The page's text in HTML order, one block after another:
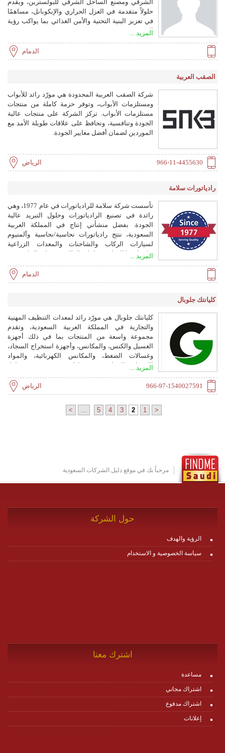
الشرقي ومصنع الساحل الشرقي للبولسترين، ويقدم
حلولاً متقدمة في العزل الحراري والإيكوبانل، مساهمًا
في تعزيز البنية التحتية والأمن الغذائي بما يواكب رؤية
السعودية 2030.
المزيد ...
الدمام
الصقب العربية
شركة الصقب العربية المحدودة هي مورّد رائد للأبواب
ومستلزمات الأبواب، وتوفر حزمة كاملة من منتجات
مستلزمات الأبواب. تركز الشركة على منتجات عالية
الجودة وتنافسية، وتحافظ على علاقات طويلة الأمد مع
الموردين لضمان أفضل معايير الجودة.
966-11-4455630 الرياض
رادياتورات سلامة
تأسست شركة سلامة للرادياتورات في عام 1977، وهي
رائدة في تصنيع الرادياتورات وحلول التبريد عالية
الجودة. بفضل منشأتي إنتاج في المملكة العربية
السعودية، ننتج رادياتورات نحاسية/نحاسية وألمنيوم
لسيارات الركاب والشاحنات والمعدات الزراعية
وتكنولوجيا الدفاع ومولدات الطاقة ومعدات البناء. تتميز
المزيد ...
الدمام
كليانتك جلوبال
كليانتك جلوبال هي مورّد رائد لمعدات التنظيف المهنية
والتجارية في المملكة العربية السعودية، وتقدم
مجموعة واسعة من المنتجات بما في ذلك أجهزة
الغسيل والكنس، والمكانس، وأجهزة استخراج السجاد،
وغسالات الضغط، والمكانس الكهربائية، والمواد
الكيميائية للتنظيف. بخبرة إقليمية تزيد عن 35 عامًا،
والطيران والحكومة، ونوفر آلات عالية الجودة من
مصنعين مشهورين ودعمًا شاملاً بعد البيع.
المزيد ...
966-97-1540027591 الرياض
<
1
2
3
4
5
>
مرحباً بك في موقع دليل الشركات السعودية
حول الشركة
الرؤية والهدف
سياسة الخصوصية و الاستخدام
اشترك معنا
مساعدة
اشتراك مجاني
اشتراك مدفوع
إعلانات